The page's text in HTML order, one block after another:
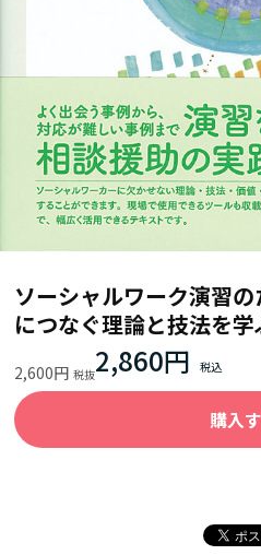
ソーシャルワーク演習
につなぐ理論と技法を学
2,600円 2,860円
購入